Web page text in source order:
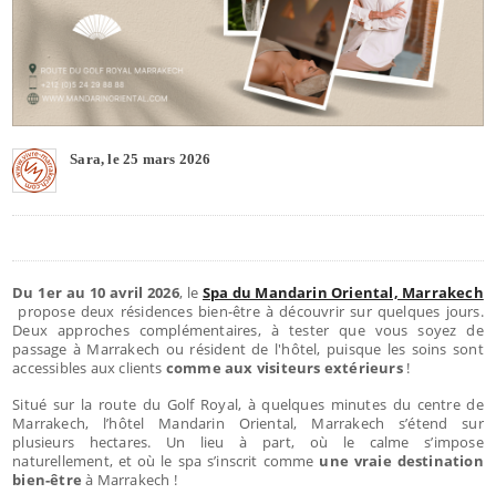
Sara, le 25 mars 2026
Du 1er au 10 avril 2026, le Spa du Mandarin Oriental, Marrakech
propose deux résidences bien-être à découvrir sur quelques jours.
Deux approches complémentaires, à tester que vous soyez de
passage à Marrakech ou résident de l'hôtel, puisque les soins sont
accessibles aux clients comme aux visiteurs extérieurs!
Situé sur la route du Golf Royal, à quelques minutes du centre de
Marrakech, l’hôtel Mandarin Oriental, Marrakech s’étend sur
plusieurs hectares. Un lieu à part, où le calme s’impose
naturellement, et où le spa s’inscrit comme une vraie destination
bien-être à Marrakech !